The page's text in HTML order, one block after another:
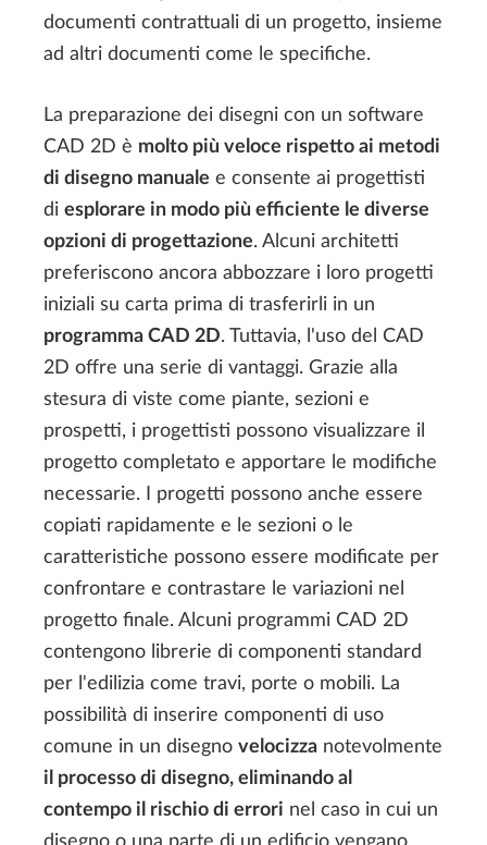
documenti contrattuali di un progetto, insieme
ad altri documenti come le specifiche.
La preparazione dei disegni con un software
CAD 2D è molto più veloce rispetto ai metodi
di disegno manuale e consente ai progettisti
di esplorare in modo più efficiente le diverse
opzioni di progettazione. Alcuni architetti
preferiscono ancora abbozzare i loro progetti
iniziali su carta prima di trasferirli in un
programma CAD 2D. Tuttavia, l'uso del CAD
2D offre una serie di vantaggi. Grazie alla
stesura di viste come piante, sezioni e
prospetti, i progettisti possono visualizzare il
progetto completato e apportare le modifiche
necessarie. I progetti possono anche essere
copiati rapidamente e le sezioni o le
caratteristiche possono essere modificate per
confrontare e contrastare le variazioni nel
progetto finale. Alcuni programmi CAD 2D
contengono librerie di componenti standard
per l'edilizia come travi, porte o mobili. La
possibilità di inserire componenti di uso
comune in un disegno velocizza notevolmente
il processo di disegno, eliminando al
contempo il rischio di errori nel caso in cui un
disegno o una parte di un edificio vengano